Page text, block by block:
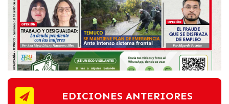
EDICIONES ANTERIORES